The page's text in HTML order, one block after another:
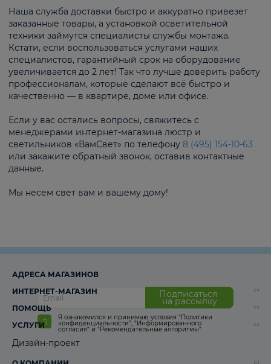
Наша служба доставки быстро и аккуратно привезет
заказанные товары, а установкой осветительной
техники займутся специалисты службы монтажа.
Кстати, если воспользоваться услугами наших
специалистов, гарантийный срок на оборудование
увеличивается до 2 лет! Так что лучше доверить работу
профессионалам, которые сделают всё быстро и
качественно — в квартире, доме или офисе.
Если у вас остались вопросы, свяжитесь с
менеджерами интернет-магазина люстр и
светильников «ВамСвет» по телефону 8 (495) 154-10-63
или закажите обратный звонок, оставив контактные
данные.
Мы несем свет вам и вашему дому!
Подписаться
на рассылку
Я ознакомился и принимаю условия “Политики
конфиденциальности”, “Информированного
согласия“ и “Рекомендательные алгоритмы“
АДРЕСА МАГАЗИНОВ
ИНТЕРНЕТ-МАГАЗИН
ПОМОЩЬ
УСЛУГИ
Дизайн-проект